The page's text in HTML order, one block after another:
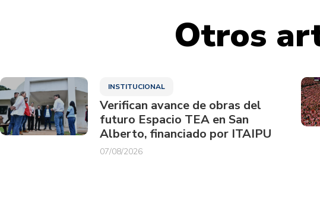
Otros
INSTITUCIONAL
Verifican avance de obras del
futuro Espacio TEA en San
Alberto, financiado por ITAIPU
07/08/2026